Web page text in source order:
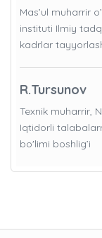
Mas’ul muharrir
instituti Ilmiy
kadrlar
R.Tursunov
Texnik muharrir,
Iqtidorli
bo'limi boshlig’i